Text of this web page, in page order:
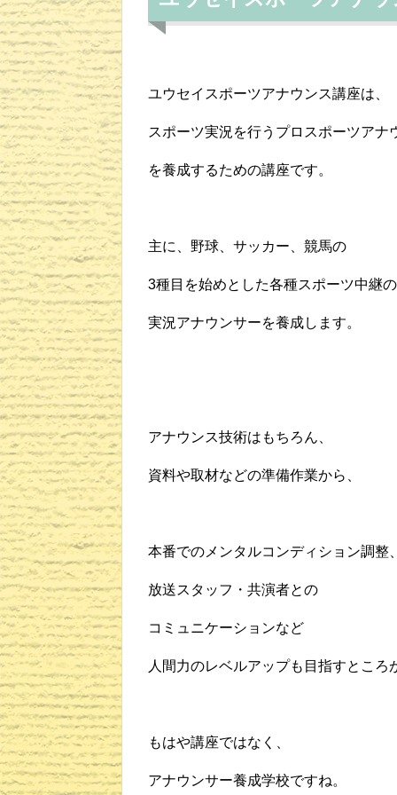
ユウセイスポーツアナウンス講座は、
スポーツ実況を行うプロスポーツアナ
を養成するための講座です。
主に、野球、サッカー、競馬の
3種目を始めとした各種スポーツ中継の
実況アナウンサーを養成します。
アナウンス技術はもちろん、
資料や取材などの準備作業から、
本番でのメンタルコンディション調整
放送スタッフ・共演者との
コミュニケーションなど
人間力のレベルアップも目指すところ
もはや講座ではなく、
アナウンサー養成学校ですね。